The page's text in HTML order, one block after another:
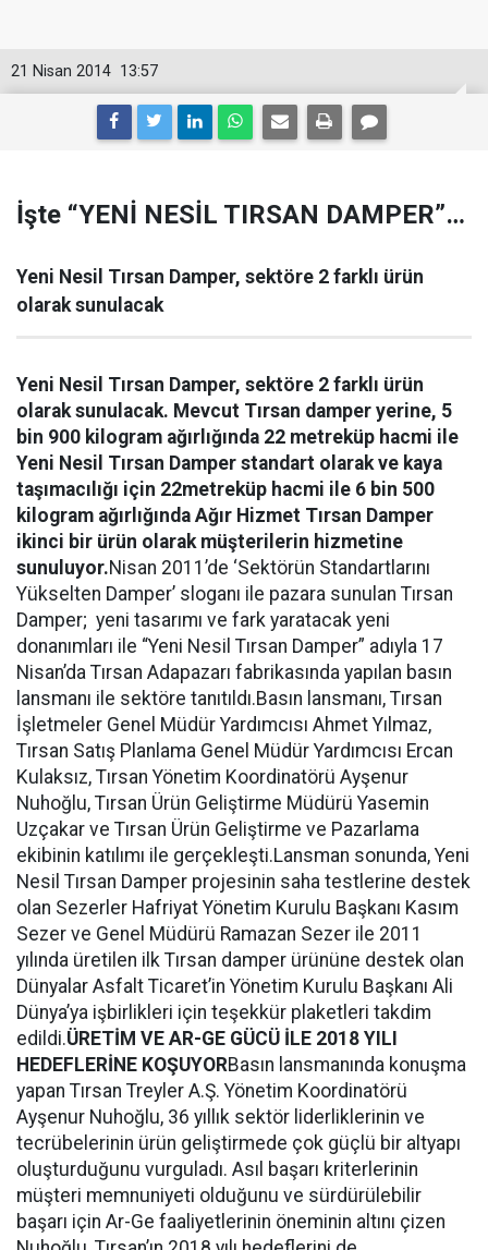
13:57
21 Nisan 2014
İşte “YENİ NESİL TIRSAN DAMPER”…
Yeni Nesil Tırsan Damper, sektöre 2 farklı ürün
olarak sunulacak
Yeni Nesil Tırsan Damper, sektöre 2 farklı ürün
olarak sunulacak. Mevcut Tırsan damper yerine, 5
bin 900 kilogram ağırlığında 22 metreküp hacmi ile
Yeni Nesil Tırsan Damper standart olarak ve kaya
taşımacılığı için 22metreküp hacmi ile 6 bin 500
kilogram ağırlığında Ağır Hizmet Tırsan Damper
ikinci bir ürün olarak müşterilerin hizmetine
sunuluyor.Nisan 2011’de ‘Sektörün Standartlarını
Yükselten Damper’ sloganı ile pazara sunulan Tırsan
Damper; yeni tasarımı ve fark yaratacak yeni
donanımları ile “Yeni Nesil Tırsan Damper” adıyla 17
Nisan’da Tırsan Adapazarı fabrikasında yapılan basın
lansmanı ile sektöre tanıtıldı.Basın lansmanı, Tırsan
İşletmeler Genel Müdür Yardımcısı Ahmet Yılmaz,
Tırsan Satış Planlama Genel Müdür Yardımcısı Ercan
Kulaksız, Tırsan Yönetim Koordinatörü Ayşenur
Nuhoğlu, Tırsan Ürün Geliştirme Müdürü Yasemin
Uzçakar ve Tırsan Ürün Geliştirme ve Pazarlama
ekibinin katılımı ile gerçekleşti.Lansman sonunda, Yeni
Nesil Tırsan Damper projesinin saha testlerine destek
olan Sezerler Hafriyat Yönetim Kurulu Başkanı Kasım
Sezer ve Genel Müdürü Ramazan Sezer ile 2011
yılında üretilen ilk Tırsan damper ürününe destek olan
Dünyalar Asfalt Ticaret’in Yönetim Kurulu Başkanı Ali
Dünya’ya işbirlikleri için teşekkür plaketleri takdim
edildi.ÜRETİM VE AR-GE GÜCÜ İLE 2018 YILI
HEDEFLERİNE KOŞUYORBasın lansmanında konuşma
yapan Tırsan Treyler A.Ş. Yönetim Koordinatörü
Ayşenur Nuhoğlu, 36 yıllık sektör liderliklerinin ve
tecrübelerinin ürün geliştirmede çok güçlü bir altyapı
oluşturduğunu vurguladı. Asıl başarı kriterlerinin
müşteri memnuniyeti olduğunu ve sürdürülebilir
başarı için Ar-Ge faaliyetlerinin öneminin altını çizen